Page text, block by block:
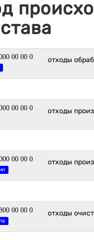
00 00 0 отходы
00 00 0 отходы
00 00 0 отходы
00 00 0 отходы